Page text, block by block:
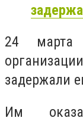
24 марта
задержали
Им